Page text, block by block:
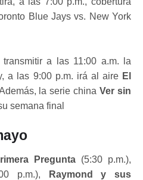
Blue Jays vs. New York
a las 11:00 a.m. la
a las 9:00 p.m. irá al aire El
la serie chinaVer sin
semana final
Pregunta(5:30 p.m.),
p.m.),
Raymond y sus